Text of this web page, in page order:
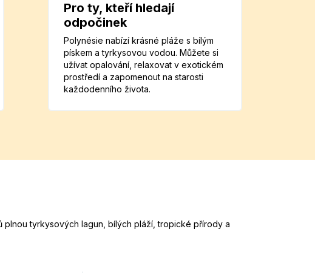
Pro ty, kteří hledají
odpočinek
Polynésie nabízí krásné pláže s bílým
pískem a tyrkysovou vodou. Můžete si
užívat opalování, relaxovat v exotickém
prostředí a zapomenout na starosti
každodenního života.
tyrkysových lagun, bílých pláží, tropické přírody a